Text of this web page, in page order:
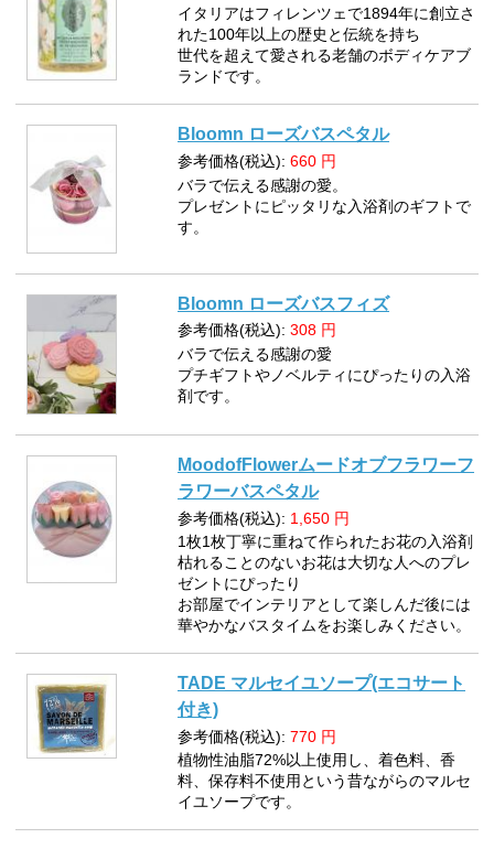
イタリアはフィレンツェで1894年に創立さ
れた100年以上の歴史と伝統を持ち
世代を超えて愛される老舗のボディケアブ
ランドです。
Bloomn ローズバスペタル
参考価格(税込): 660 円
バラで伝える感謝の愛。
プレゼントにピッタリな入浴剤のギフトで
す。
Bloomn ローズバスフィズ
参考価格(税込): 308 円
バラで伝える感謝の愛
プチギフトやノベルティにぴったりの入浴
剤です。
MoodofFlowerムードオブフラワーフ
ラワーバスペタル
参考価格(税込): 1,650 円
1枚1枚丁寧に重ねて作られたお花の入浴剤
枯れることのないお花は大切な人へのプレ
ゼントにぴったり
お部屋でインテリアとして楽しんだ後には
華やかなバスタイムをお楽しみください。
TADE マルセイユソープ(エコサート
付き)
参考価格(税込): 770 円
植物性油脂72%以上使用し、着色料、香
料、保存料不使用という昔ながらのマルセ
イユソープです。